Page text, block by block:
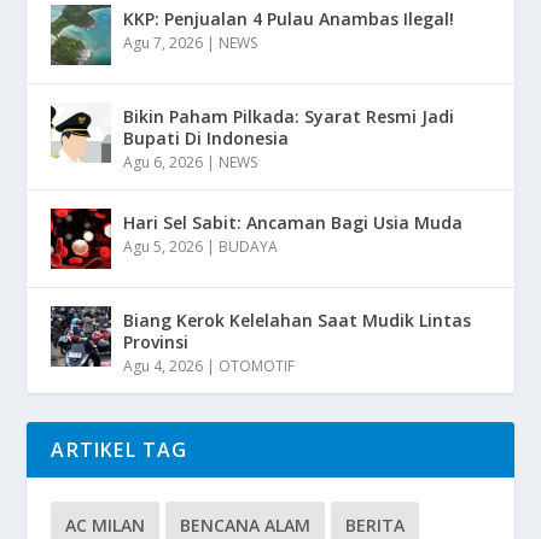
KKP: Penjualan 4 Pulau Anambas Ilegal!
Agu 7, 2026 NEWS
Bikin Paham Pilkada: Syarat Resmi Jadi
Bupati Di Indonesia
Agu 6, 2026 NEWS
Hari Sel Sabit: Ancaman Bagi Usia Muda
Agu 5, 2026 BUDAYA
Biang Kerok Kelelahan Saat Mudik Lintas
Provinsi
Agu 4, 2026 OTOMOTIF
ARTIKEL TAG
AC MILAN BENCANA ALAM BERITA